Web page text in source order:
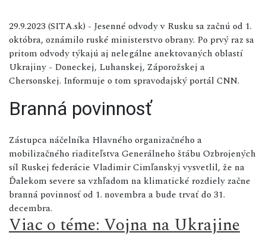
29.9.2023 (SITA.sk) - Jesenné odvody v Rusku sa začnú od 1.
októbra, oznámilo ruské ministerstvo obrany. Po prvý raz sa
pritom odvody týkajú aj nelegálne anektovaných oblastí
Ukrajiny - Doneckej, Luhanskej, Záporožskej a
Chersonskej. Informuje o tom spravodajský portál CNN.
Branná povinnosť
Zástupca náčelníka Hlavného organizačného a
mobilizačného riaditeľstva Generálneho štábu Ozbrojených
síl Ruskej federácie Vladimir Cimľanskyj vysvetlil, že na
Ďalekom severe sa vzhľadom na klimatické rozdiely začne
branná povinnosť od 1. novembra a bude trvať do 31.
decembra.
Viac o téme: Vojna na Ukrajine